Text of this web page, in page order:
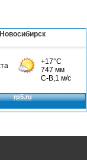
Новосибирск